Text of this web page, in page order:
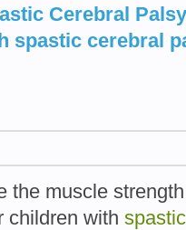
Cerebral Palsy
spastic cerebral
the muscle strength
children with spastic